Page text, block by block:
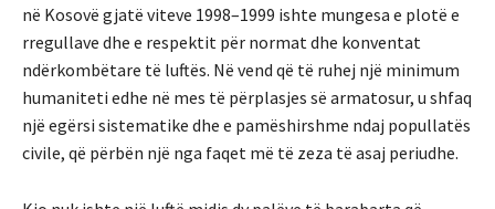
në Kosovë gjatë viteve 1998–1999 ishte mungesa e plotë e
rregullave dhe e respektit për normat dhe konventat
ndërkombëtare të luftës. Në vend që të ruhej një minimum
humaniteti edhe në mes të përplasjes së armatosur, u shfaq
një egërsi sistematike dhe e pamëshirshme ndaj popullatës
civile, që përbën një nga faqet më të zeza të asaj periudhe.